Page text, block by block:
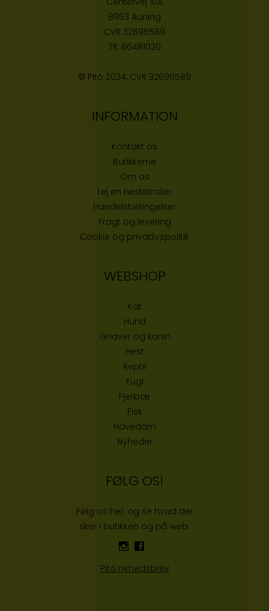
8963 Auning
CVR 32696589
Tlf: 86481020
© Pitó 2024, CVR 32696589
INFORMATION
Kontakt os
Butikkerne
Om os
Lej en hestetrailer
Handelsbetingelser
Fragt og levering
Cookie og privatlivspolitik
WEBSHOP
Kat
Hund
Gnaver og kanin
Hest
Reptil
Fugl
Fjerkræ
Fisk
Havedam
Nyheder
FØLG OS!
Følg os her, og se hvad der
sker i butikken og på web:
Pitó nyhedsbrev